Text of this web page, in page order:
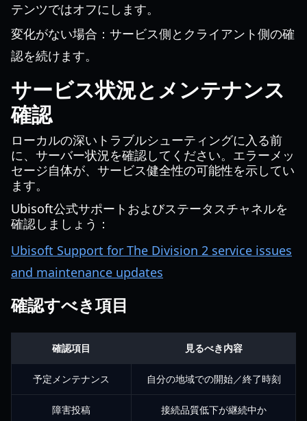
テンツではオフにします。
変化がない場合：サービス側とクライアント側の確
認を続けます。
サービス状況とメンテナンス
確認
ローカルの深いトラブルシューティングに入る前
に、サーバー状況を確認してください。エラーメッ
セージ自体が、サービス健全性の可能性を示してい
ます。
Ubisoft公式サポートおよびステータスチャネルを
確認しましょう：
Ubisoft Support for The Division 2 service issues
and maintenance updates
確認すべき項目
確認項目 見るべき内容
予定メンテナンス 自分の地域での開始／終了時刻
障害投稿 接続品質低下が継続中か